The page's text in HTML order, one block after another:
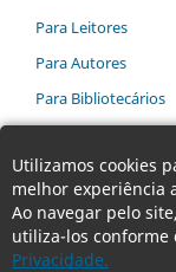
Utilizamos cookies
melhor experiência
Ao navegar pelo
utiliza-los conforme
Privacidade.
Para Leitores
Para Autores
Para Bibliotecários